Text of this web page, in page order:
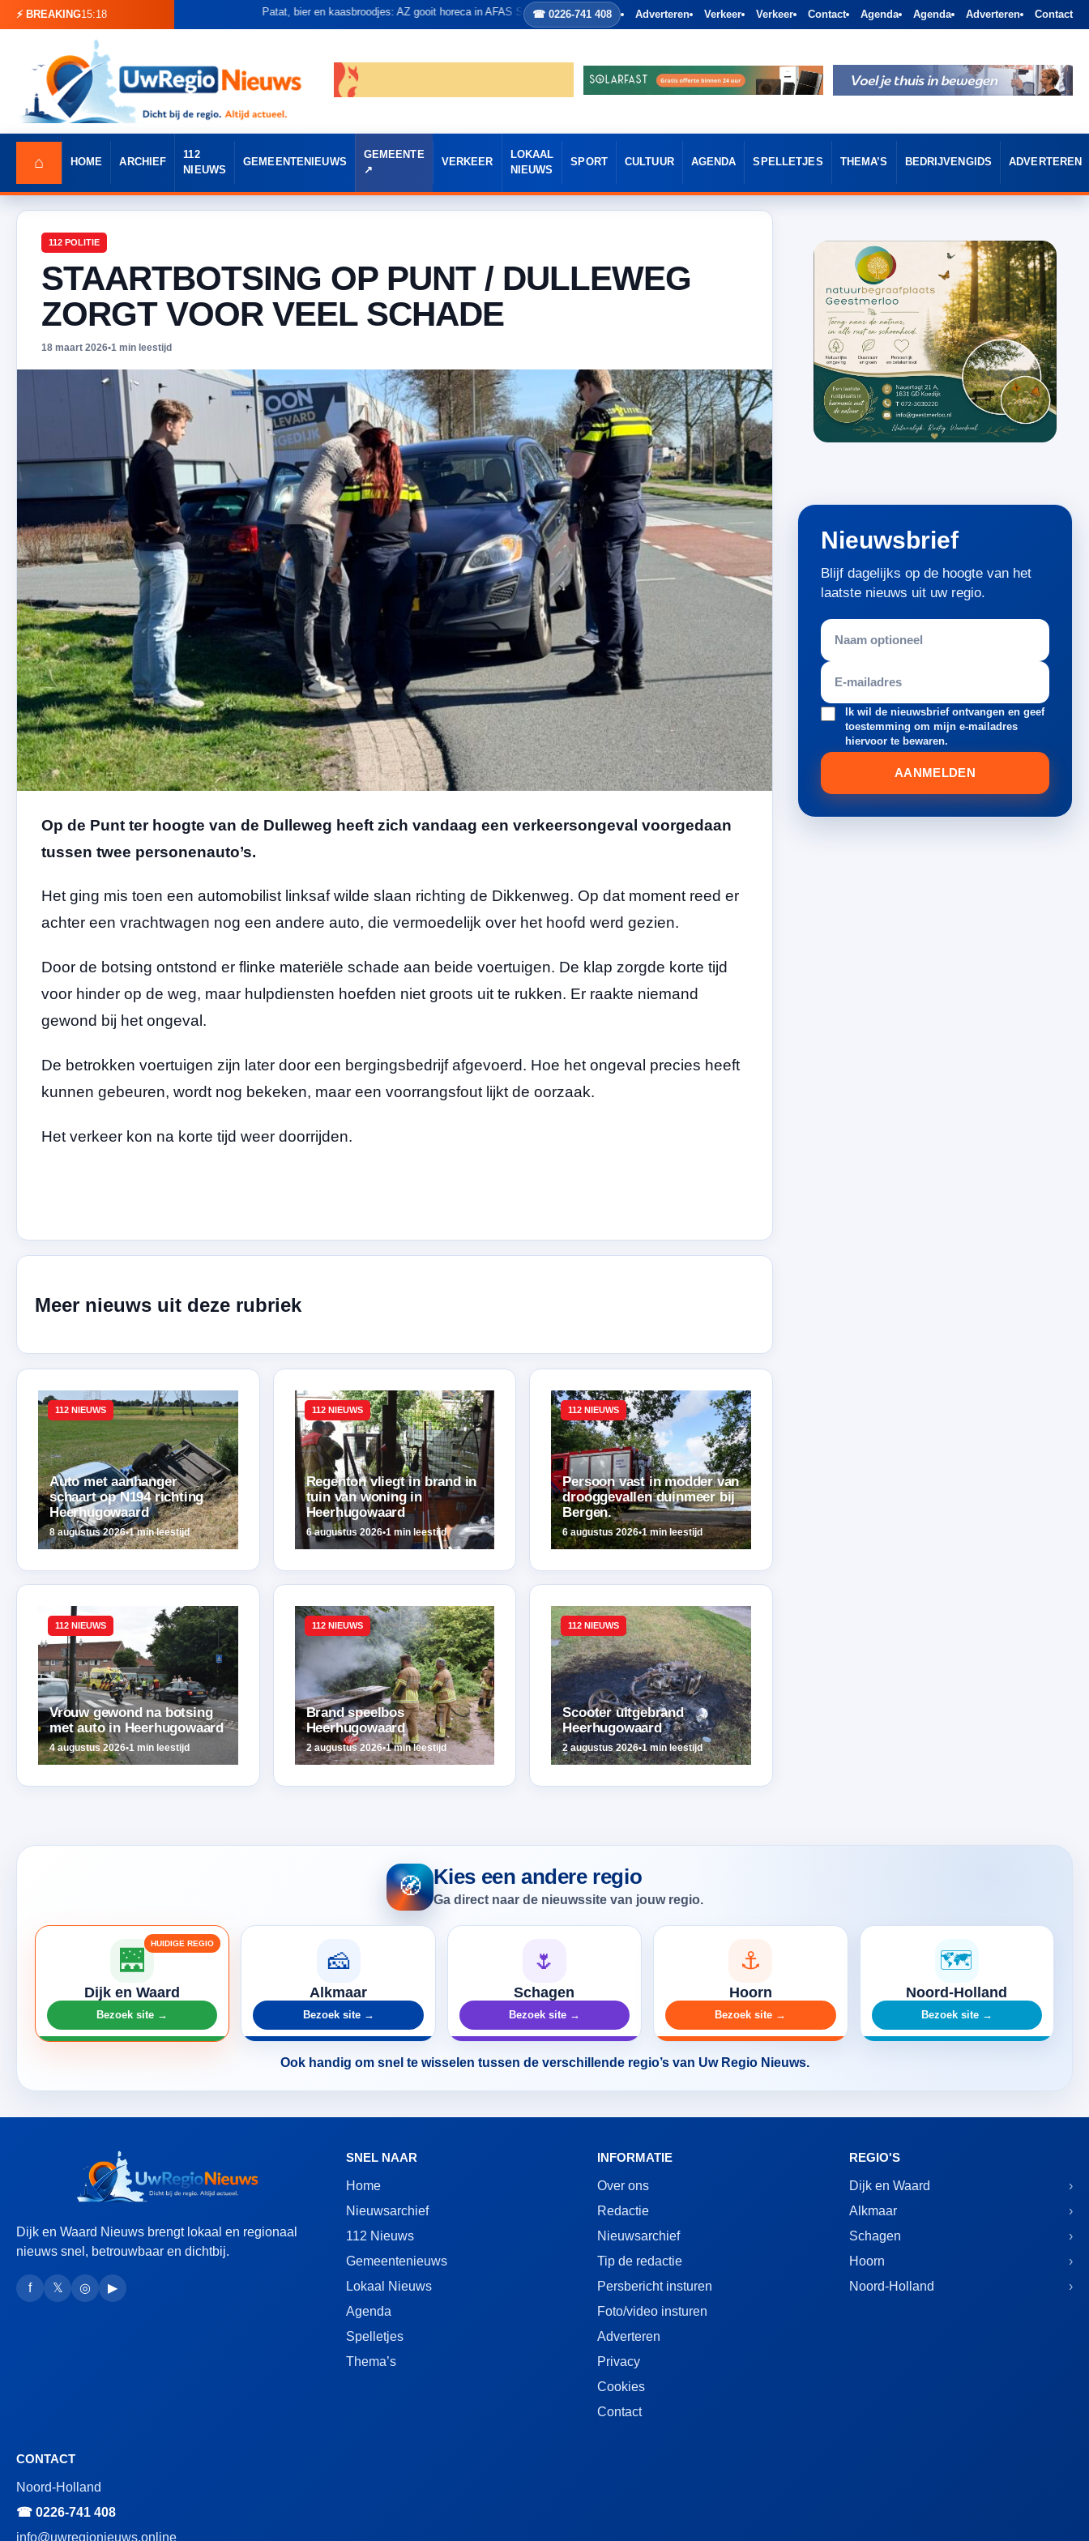
⚡ BREAKING15:18 Patat, bier en kaasbroodjes: AZ gooit horeca in AFAS Stadion op de schop☎ 0226-741 408 Adverteren Verkeer Verkeer Contact Agenda Agenda Adverteren Contact
⌂ HOME ARCHIEF
112
NIEUWS
GEMEENTENIEUWS
GEMEENTE
VERKEER
LOKAAL
NIEUWS
SPORT CULTUUR AGENDA SPELLETJES THEMA’S BEDRIJVENGIDS ADVERTEREN
112 POLITIE
STAARTBOTSING OP PUNT / DULLEWEG
ZORGT VOOR VEEL SCHADE
18 maart 2026•1 min leestijd
Op de Punt ter hoogte van de Dulleweg heeft zich vandaag een verkeersongeval voorgedaan
tussen twee personenauto’s.
Het ging mis toen een automobilist linksaf wilde slaan richting de Dikkenweg. Op dat moment reed er
achter een vrachtwagen nog een andere auto, die vermoedelijk over het hoofd werd gezien.
Door de botsing ontstond er flinke materiële schade aan beide voertuigen. De klap zorgde korte tijd
voor hinder op de weg, maar hulpdiensten hoefden niet groots uit te rukken. Er raakte niemand
gewond bij het ongeval.
De betrokken voertuigen zijn later door een bergingsbedrijf afgevoerd. Hoe het ongeval precies heeft
kunnen gebeuren, wordt nog bekeken, maar een voorrangsfout lijkt de oorzaak.
Het verkeer kon na korte tijd weer doorrijden.
Meer nieuws uit deze rubriek
112 NIEUWS
Auto met aanhanger
schaart op N194 richting
Heerhugowaard
8 augustus 2026•1 min leestijd
112 NIEUWS
Regenton vliegt in brand in
tuin van woning in
Heerhugowaard
6 augustus 2026•1 min leestijd
112 NIEUWS
Persoon vast in modder van
drooggevallen duinmeer bij
Bergen.
6 augustus 2026•1 min leestijd
112 NIEUWS
Vrouw gewond na botsing
met auto in Heerhugowaard
4 augustus 2026•1 min leestijd
112 NIEUWS
Brand speelbos
Heerhugowaard
2 augustus 2026•1 min leestijd
112 NIEUWS
Scooter uitgebrand
Heerhugowaard
2 augustus 2026•1 min leestijd
Nieuwsbrief
Blijf dagelijks op de hoogte van het
laatste nieuws uit uw regio.
Ik wil de nieuwsbrief ontvangen en geef
toestemming om mijn e-mailadres
hiervoor te bewaren.
AANMELDEN
🧭 Kies een andere regio
Ga direct naar de nieuwssite van jouw regio.
🌉
Dijk en Waard
Bezoek site →
🧀
Alkmaar
Bezoek site →
🌷
Schagen
Bezoek site →
⚓
Hoorn
Bezoek site →
🗺️
Noord-Holland
Bezoek site →
Ook handig om snel te wisselen tussen de verschillende regio’s van Uw Regio Nieuws.
Dijk en Waard Nieuws brengt lokaal en regionaal
nieuws snel, betrouwbaar en dichtbij.
f 𝕏 ◎ ▶
SNEL NAAR
Home
Nieuwsarchief
112 Nieuws
Gemeentenieuws
Lokaal Nieuws
Agenda
Spelletjes
Thema’s
INFORMATIE
Over ons
Redactie
Nieuwsarchief
Tip de redactie
Persbericht insturen
Foto/video insturen
Adverteren
Privacy
Cookies
Contact
REGIO'S
Dijk en Waard
Alkmaar
Schagen
Hoorn
Noord-Holland
CONTACT
Noord-Holland
☎ 0226-741 408
info@uwregionieuws.online